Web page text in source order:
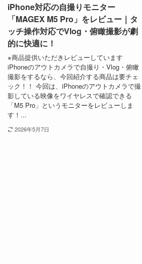
iPhone対応の自撮りモニター
「MAGEX M5 Pro」をレビュー｜タ
ッチ操作対応でVlog・俯瞰撮影が劇
的に快適に！
※商品提供いただきレビューしています
iPhoneのアウトカメラで自撮り・Vlog・俯瞰
撮影をするなら、今回紹介する商品は要チェ
ック！！ 今回は、iPhoneのアウトカメラで撮
影している映像をワイヤレスで確認できる
「M5 Pro」というモニターをレビューしま
す！...
2026年5月7日